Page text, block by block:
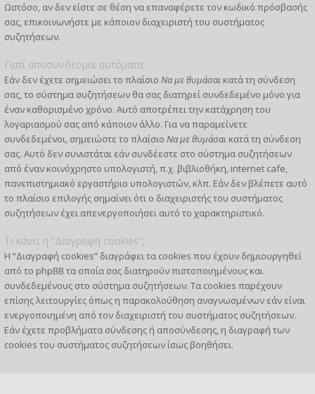
Ωστόσο, αν δεν είστε σε θέση να επαναφέρετε τον κωδικό πρόσβασής
σας, επικοινωνήστε με κάποιον διαχειριστή του συστήματος
συζητήσεων.
Γιατί αποσυνδέομαι αυτόματα;
Εάν δεν έχετε σημειώσει το πλαίσιο Να με θυμάσαι κατά τη σύνδεση
σας, το σύστημα συζητήσεων θα σας διατηρεί συνδεδεμένο μόνο για
έναν καθορισμένο χρόνο. Αυτό αποτρέπει την κατάχρηση του
λογαριασμού σας από κάποιον άλλο. Για να παραμείνετε
συνδεδεμένοι, σημειώστε το πλαίσιο Να με θυμάσαι κατά τη σύνδεση
σας. Αυτό δεν συνιστάται εάν συνδέεστε στο σύστημα συζητήσεων
από έναν κοινόχρηστο υπολογιστή, π.χ. βιβλιοθήκη, internet cafe,
πανεπιστημιακό εργαστήριο υπολογιστών, κλπ. Εάν δεν βλέπετε αυτό
το πλαίσιο επιλογής σημαίνει ότι ο διαχειριστής του συστήματος
συζητήσεων έχει απενεργοποιήσει αυτό το χαρακτηριστικό.
Τι κάνει η “Διαγραφή cookies”;
Η “Διαγραφή cookies” διαγράφει τα cookies που έχουν δημιουργηθεί
από το phpBB τα οποία σας διατηρούν πιστοποιημένους και
συνδεδεμένους στο σύστημα συζητήσεων. Τα cookies παρέχουν
επίσης λειτουργίες όπως η παρακολούθηση αναγνωσμένων εάν είναι
ενεργοποιημένη από τον διαχειριστή του συστήματος συζητήσεων.
Εάν έχετε προβλήματα σύνδεσης ή αποσύνδεσης, η διαγραφή των
cookies του συστήματος συζητήσεων ίσως βοηθήσει.